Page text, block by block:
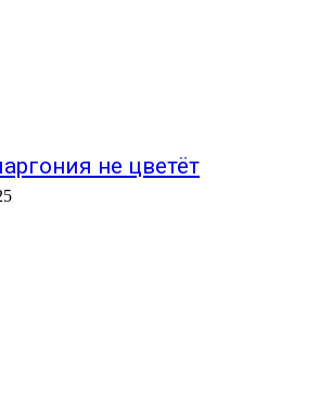
не цветёт